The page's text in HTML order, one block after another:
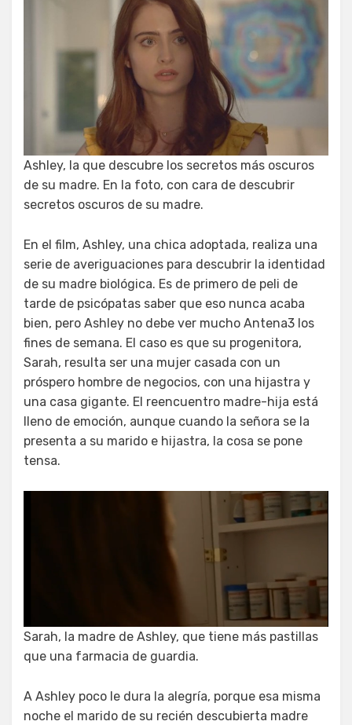
Ashley, la que descubre los secretos más oscuros
de su madre. En la foto, con cara de descubrir
secretos oscuros de su madre.
En el film, Ashley, una chica adoptada, realiza una
serie de averiguaciones para descubrir la identidad
de su madre biológica. Es de primero de peli de
tarde de psicópatas saber que eso nunca acaba
bien, pero Ashley no debe ver mucho Antena3 los
fines de semana. El caso es que su progenitora,
Sarah, resulta ser una mujer casada con un
próspero hombre de negocios, con una hijastra y
una casa gigante. El reencuentro madre-hija está
lleno de emoción, aunque cuando la señora se la
presenta a su marido e hijastra, la cosa se pone
tensa.
Sarah, la madre de Ashley, que tiene más pastillas
que una farmacia de guardia.
A Ashley poco le dura la alegría, porque esa misma
noche el marido de su recién descubierta madre